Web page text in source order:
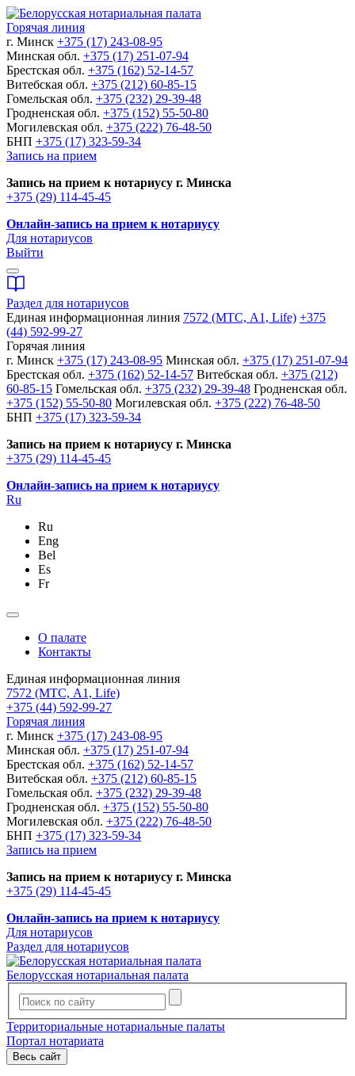
Горячая линия
г. Минск +375 (17) 243-08-95
Минская обл. +375 (17) 251-07-94
Брестская обл. +375 (162) 52-14-57
Витебская обл. +375 (212) 60-85-15
Гомельская обл. +375 (232) 29-39-48
Гродненская обл. +375 (152) 55-50-80
Могилевская обл. +375 (222) 76-48-50
БНП +375 (17) 323-59-34
Запись на прием
Запись на прием к нотариусу г. Минска
+375 (29) 114-45-45
Онлайн-запись на прием к нотариусу
Для нотариусов
Выйти
Раздел для нотариусов
Единая информационная линия 7572 (МТС, A1, Life) +375
(44) 592-99-27
Горячая линия
г. Минск +375 (17) 243-08-95 Минская обл. +375 (17) 251-07-94
Брестская обл. +375 (162) 52-14-57 Витебская обл. +375 (212)
60-85-15 Гомельская обл. +375 (232) 29-39-48 Гродненская обл.
+375 (152) 55-50-80 Могилевская обл. +375 (222) 76-48-50
БНП +375 (17) 323-59-34
Запись на прием к нотариусу г. Минска
+375 (29) 114-45-45
Онлайн-запись на прием к нотариусу
Ru
Ru
Eng
Bel
Es
Fr
О палате
Контакты
Единая информационная линия
7572 (МТС, A1, Life)
+375 (44) 592-99-27
Горячая линия
г. Минск +375 (17) 243-08-95
Минская обл. +375 (17) 251-07-94
Брестская обл. +375 (162) 52-14-57
Витебская обл. +375 (212) 60-85-15
Гомельская обл. +375 (232) 29-39-48
Гродненская обл. +375 (152) 55-50-80
Могилевская обл. +375 (222) 76-48-50
БНП +375 (17) 323-59-34
Запись на прием
Запись на прием к нотариусу г. Минска
+375 (29) 114-45-45
Онлайн-запись на прием к нотариусу
Для нотариусов
Раздел для нотариусов
Белорусская нотариальная палата
Территориальные нотариальные палаты
Портал нотариата
Весь сайт